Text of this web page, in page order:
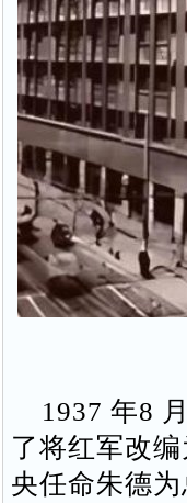
1937 年8
了将红军改
央任命朱德